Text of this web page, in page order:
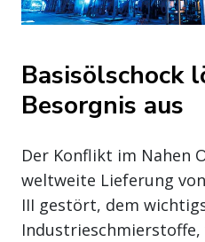
Basisölschock
Besorgnis aus
Der Konflikt im Nahen
weltweite Lieferung
III gestört, dem
Industrieschmierstoffe,